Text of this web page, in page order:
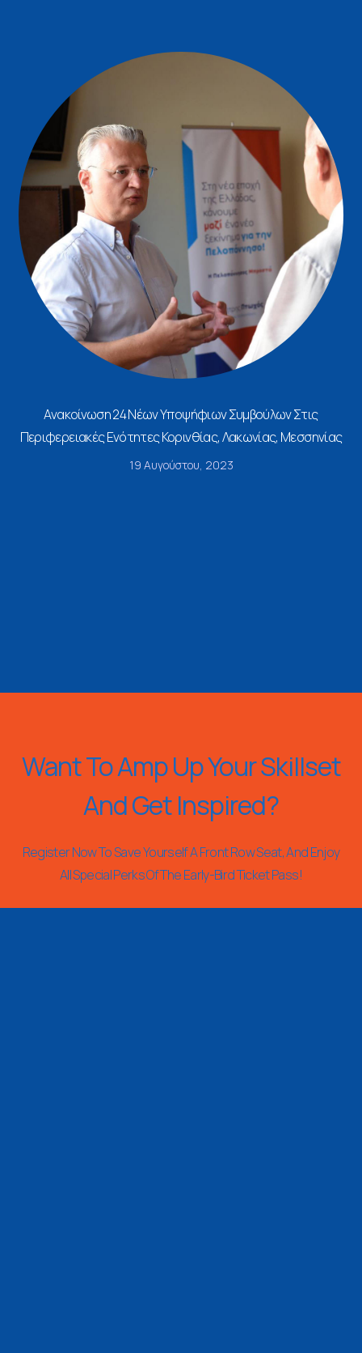
Ανακοίνωση 24 Νέων Υποψήφιων Συμβούλων Στις
Περιφερειακές Ενότητες Κορινθίας, Λακωνίας, Μεσσηνίας
19 Αυγούστου, 2023
Want To Amp Up Your Skillset
And Get Inspired?
Register Now To Save Yourself A Front Row Seat, And Enjoy
All Special Perks Of The Early-Bird Ticket Pass!